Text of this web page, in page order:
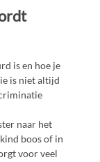
is en hoe je
is niet altijd
naar het
boos of in
voor veel